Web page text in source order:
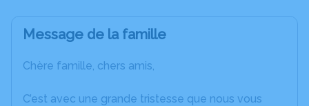
Message de la famille
Chère famille, chers amis,
C’est avec une grande tristesse que nous vous